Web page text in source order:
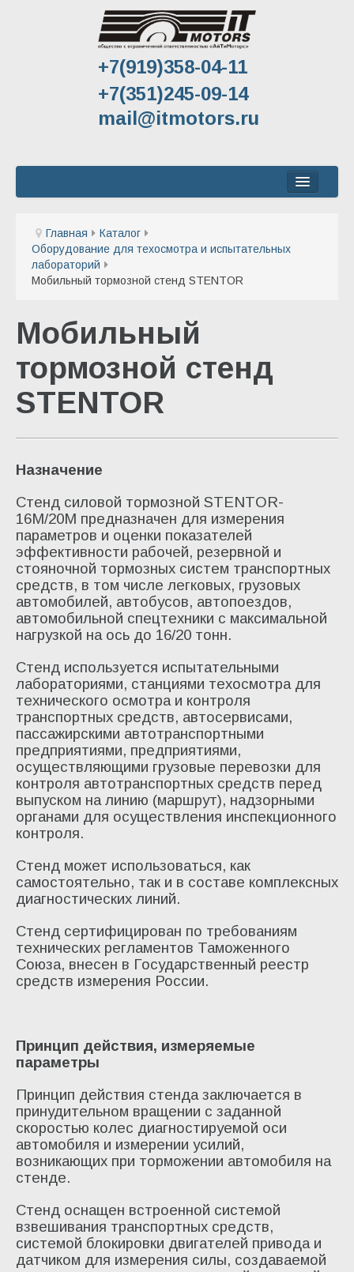
+7(919)358-04-11
+7(351)245-09-14
mail@itmotors.ru
Каталог
Оборудование для техосмотра и испытательных
Стационарный тормозной стенд STENTOR
Стенд измерения параметров спидометров
Набор контроля давления в тормозных
Стентор (новое)
Услуги механической обработки
Оборудование для изготовления
О компании
Контакты
Видео
Главная
Каталог
Оборудование для техосмотра и испытательных
лабораторий
Мобильный тормозной стенд STENTOR
Мобильный
тормозной стенд
STENTOR
Назначение
Стенд силовой тормозной STENTOR-
16М/20М предназначен для измерения
параметров и оценки показателей
эффективности рабочей, резервной и
стояночной тормозных систем транспортных
средств, в том числе легковых, грузовых
автомобилей, автобусов, автопоездов,
автомобильной спецтехники с максимальной
нагрузкой на ось до 16/20 тонн.
Стенд используется испытательными
лабораториями, станциями техосмотра для
технического осмотра и контроля
транспортных средств, автосервисами,
пассажирскими автотранспортными
предприятиями, предприятиями,
осуществляющими грузовые перевозки для
контроля автотранспортных средств перед
выпуском на линию (маршрут), надзорными
органами для осуществления инспекционного
контроля.
Стенд может использоваться, как
самостоятельно, так и в составе комплексных
диагностических линий.
Стенд сертифицирован по требованиям
технических регламентов Таможенного
Союза, внесен в Государственный реестр
средств измерения России.
Принцип действия, измеряемые
параметры
Принцип действия стенда заключается в
принудительном вращении с заданной
скоростью колес диагностируемой оси
автомобиля и измерении усилий,
возникающих при торможении автомобиля на
стенде.
Стенд оснащен встроенной системой
взвешивания транспортных средств,
системой блокировки двигателей привода и
датчиком для измерения силы, создаваемой